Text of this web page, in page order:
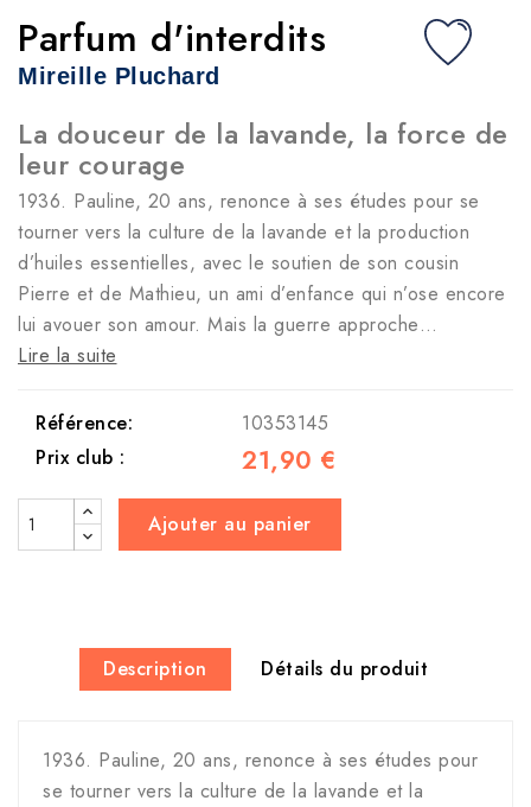
Parfum d'interdits
Mireille Pluchard
La douceur de la lavande, la force de
leur courage
1936. Pauline, 20 ans, renonce à ses études pour se
tourner vers la culture de la lavande et la production
d’huiles essentielles, avec le soutien de son cousin
Pierre et de Mathieu, un ami d’enfance qui n’ose encore
lui avouer son amour. Mais la guerre approche…
Lire la suite
Référence:
10353145
Prix club :
21,90 €
Ajouter au panier
Description Détails du produit
1936. Pauline, 20 ans, renonce à ses études pour
se tourner vers la culture de la lavande et la